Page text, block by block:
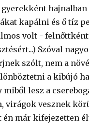
kapálni és ő tíz
volt -
Szóval
szólt, nem a
a kibújó
miből lesz a
virágok vesznek
már kifejezetten